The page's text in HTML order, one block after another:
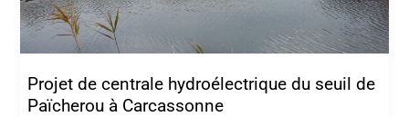
Projet de centrale hydroélectrique du seuil de
Païcherou à Carcassonne